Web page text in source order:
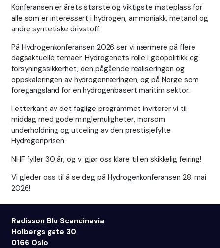
Konferansen er årets største og viktigste møteplass for
alle som er interessert i hydrogen, ammoniakk, metanol og
andre syntetiske drivstoff.
På Hydrogenkonferansen 2026 ser vi nærmere på flere
dagsaktuelle temaer: Hydrogenets rolle i geopolitikk og
forsyningssikkerhet, den pågående realiseringen og
oppskaleringen av hydrogennæringen, og på Norge som
foregangsland for en hydrogenbasert maritim sektor.
I etterkant av det faglige programmet inviterer vi til
middag med gode minglemuligheter, morsom
underholdning og utdeling av den prestisjefylte
Hydrogenprisen.
NHF fyller 30 år, og vi gjør oss klare til en skikkelig feiring!
Vi gleder oss til å se deg på Hydrogenkonferansen 28. mai
2026!
Radisson Blu Scandinavia
Holbergs gate 30
0166 Oslo